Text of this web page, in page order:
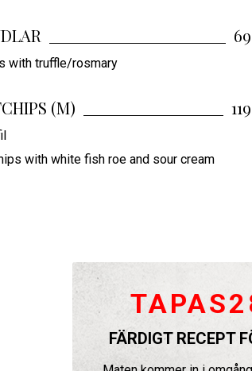
69
with truffle/rosmary
(M) 119
with white fish roe and sour cream
FÄRDIGT RECEPT